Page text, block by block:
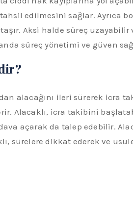
edilmesini sağlar. Ayrıca
Aksi halde süreç
süreç yönetimi ve güven
alacağını ileri sürerek icra
Alacaklı, icra takibini
açarak da talep edebilir.
sürelere dikkat ederek ve